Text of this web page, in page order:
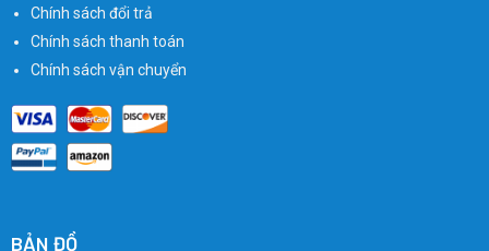
Chính sách đổi trả
Chính sách thanh toán
Chính sách vận chuyển
BẢN ĐỒ